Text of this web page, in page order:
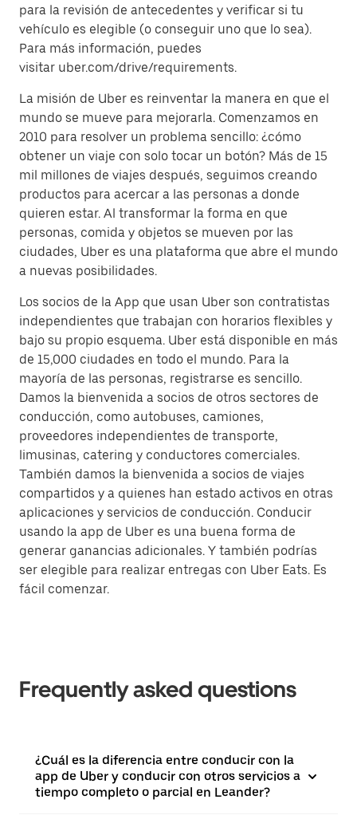
para la revisión de antecedentes y verificar si tu
vehículo es elegible (o conseguir uno que lo sea).
Para más información, puedes
visitar uber.com/drive/requirements.
La misión de Uber es reinventar la manera en que el
mundo se mueve para mejorarla. Comenzamos en
2010 para resolver un problema sencillo: ¿cómo
obtener un viaje con solo tocar un botón? Más de 15
mil millones de viajes después, seguimos creando
productos para acercar a las personas a donde
quieren estar. Al transformar la forma en que
personas, comida y objetos se mueven por las
ciudades, Uber es una plataforma que abre el mundo
a nuevas posibilidades.
Los socios de la App que usan Uber son contratistas
independientes que trabajan con horarios flexibles y
bajo su propio esquema. Uber está disponible en más
de 15,000 ciudades en todo el mundo. Para la
mayoría de las personas, registrarse es sencillo.
Damos la bienvenida a socios de otros sectores de
conducción, como autobuses, camiones,
proveedores independientes de transporte,
limusinas, catering y conductores comerciales.
También damos la bienvenida a socios de viajes
compartidos y a quienes han estado activos en otras
aplicaciones y servicios de conducción. Conducir
usando la app de Uber es una buena forma de
generar ganancias adicionales. Y también podrías
ser elegible para realizar entregas con Uber Eats. Es
fácil comenzar.
Frequently asked questions
¿Cuál es la diferencia entre conducir con la
app de Uber y conducir con otros servicios a
tiempo completo o parcial en Leander?